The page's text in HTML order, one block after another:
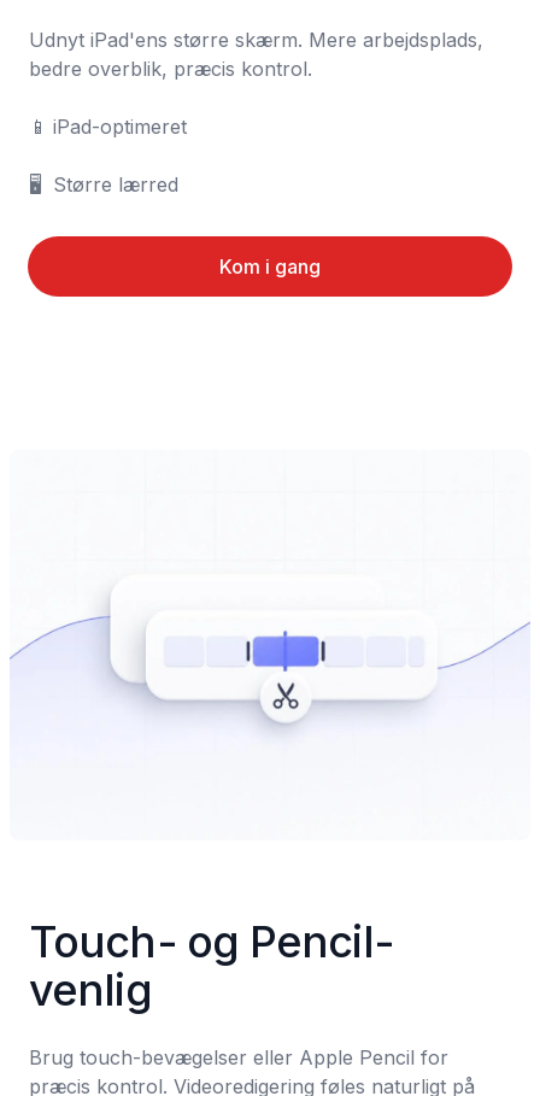
Udnyt iPad'ens større skærm. Mere arbejdsplads,
bedre overblik, præcis kontrol.
📱	iPad-optimeret
🖥️	Større lærred
Kom i gang
Touch- og Pencil-
venlig
Brug touch-bevægelser eller Apple Pencil for
præcis kontrol. Videoredigering føles naturligt på